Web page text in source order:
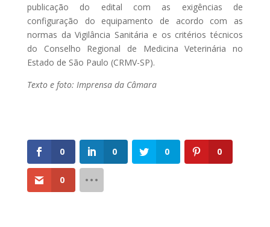
publicação do edital com as exigências de
configuração do equipamento de acordo com as
normas da Vigilância Sanitária e os critérios técnicos
do Conselho Regional de Medicina Veterinária no
Estado de São Paulo (CRMV-SP).
Texto e foto: Imprensa da Câmara
0 0 0 0
0